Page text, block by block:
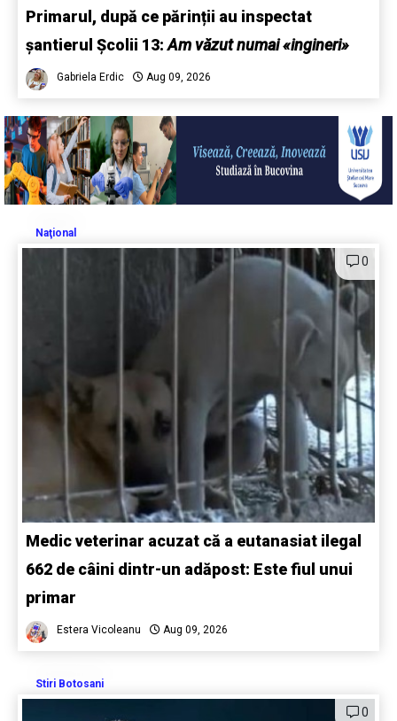
Primarul, după ce părinții au inspectat
șantierul Școlii 13:Am văzut numai «ingineri»
Gabriela Erdic Aug 09, 2026
Naţional
0
Medic veterinar acuzat că a eutanasiat ilegal
662 de câini dintr-un adăpost: Este fiul unui
primar
Estera Vicoleanu Aug 09, 2026
Stiri Botosani
0